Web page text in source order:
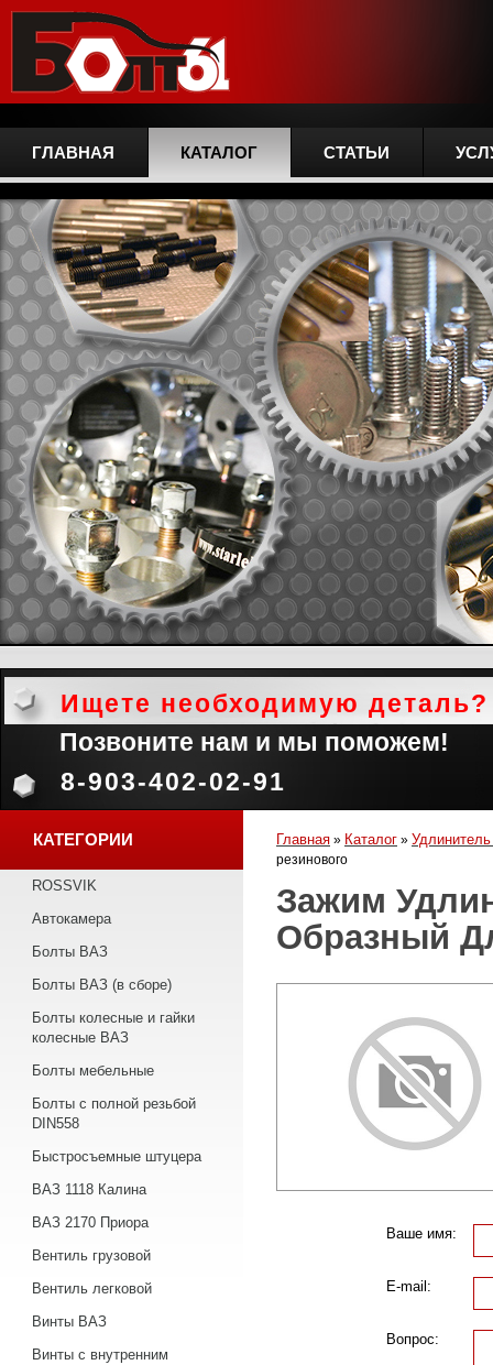
ГЛАВНАЯ КАТАЛОГ СТАТЬИ
Ищете необходимую деталь?
Позвоните нам и мы поможем!
8-903-402-02-91
КАТЕГОРИИ
ROSSVIK
Автокамера
Болты ВАЗ
Болты ВАЗ (в сборе)
Болты колесные и гайки
колесные ВАЗ
Болты мебельные
Болты с полной резьбой
DIN558
Быстросъемные штуцера
ВАЗ 1118 Калина
ВАЗ 2170 Приора
Вентиль грузовой
Вентиль легковой
Винты ВАЗ
Винты с внутренним
Главная » Каталог »
резинового
Зажим
Образный
Ваше имя:
E-mail:
Вопрос: